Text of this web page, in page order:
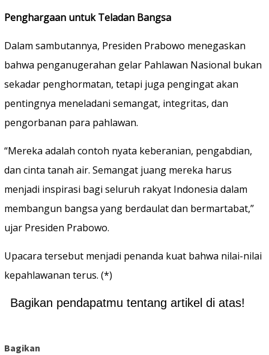
Penghargaan untuk Teladan Bangsa
Dalam sambutannya, Presiden Prabowo menegaskan
bahwa penganugerahan gelar Pahlawan Nasional bukan
sekadar penghormatan, tetapi juga pengingat akan
pentingnya meneladani semangat, integritas, dan
pengorbanan para pahlawan.
“Mereka adalah contoh nyata keberanian, pengabdian,
dan cinta tanah air. Semangat juang mereka harus
menjadi inspirasi bagi seluruh rakyat Indonesia dalam
membangun bangsa yang berdaulat dan bermartabat,”
ujar Presiden Prabowo.
Upacara tersebut menjadi penanda kuat bahwa nilai-nilai
kepahlawanan terus. (*)
Bagikan pendapatmu tentang artikel di atas!
Bagikan